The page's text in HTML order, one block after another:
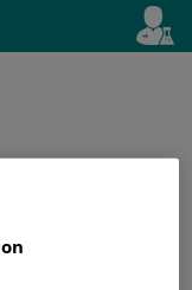
activo
es